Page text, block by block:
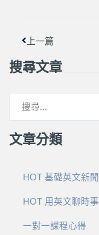
上一篇
搜尋文章
文章分類
HOT 基礎英文新聞
HOT 用英文聊時事
一對一課程心得